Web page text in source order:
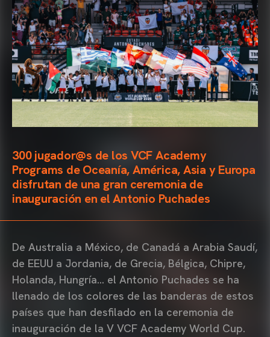
300 jugador@s de los VCF Academy
Programs de Oceanía, América, Asia y Europa
disfrutan de una gran ceremonia de
inauguración en el Antonio Puchades
De Australia a México, de Canadá a Arabia Saudí,
de EEUU a Jordania, de Grecia, Bélgica, Chipre,
Holanda, Hungría… el Antonio Puchades se ha
llenado de los colores de las banderas de estos
países que han desfilado en la ceremonia de
inauguración de la V VCF Academy World Cup.